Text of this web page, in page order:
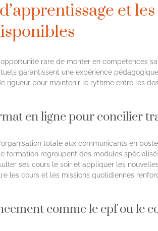
et
opportunité rare de monter en compétences
garantissent une expérience
rigueur pour maintenir le rythme entre les
en ligne pour concilier
totale aux communicants en
formation regroupent des modules
ses cours le soir et appliquer les
les cours et les missions quotidiennes
comme le cpf ou le